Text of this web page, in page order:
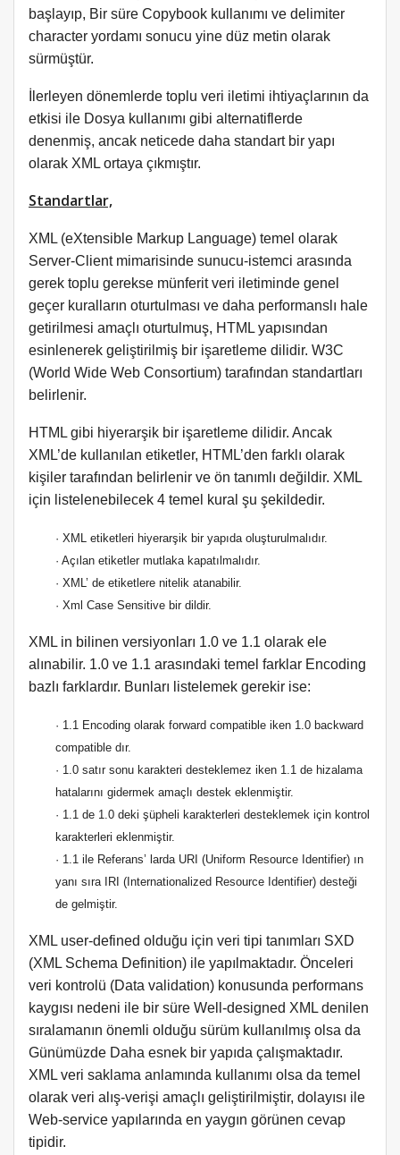
başlayıp, Bir süre Copybook kullanımı ve delimiter
character yordamı sonucu yine düz metin olarak
sürmüştür.
İlerleyen dönemlerde toplu veri iletimi ihtiyaçlarının da
etkisi ile Dosya kullanımı gibi alternatiflerde
denenmiş, ancak neticede daha standart bir yapı
olarak XML ortaya çıkmıştır.
Standartlar,
XML (eXtensible Markup Language) temel olarak
Server-Client mimarisinde sunucu-istemci arasında
gerek toplu gerekse münferit veri iletiminde genel
geçer kuralların oturtulması ve daha performanslı hale
getirilmesi amaçlı oturtulmuş, HTML yapısından
esinlenerek geliştirilmiş bir işaretleme dilidir. W3C
(World Wide Web Consortium) tarafından standartları
belirlenir.
HTML gibi hiyerarşik bir işaretleme dilidir. Ancak
XML’de kullanılan etiketler, HTML’den farklı olarak
kişiler tarafından belirlenir ve ön tanımlı değildir. XML
için listelenebilecek 4 temel kural şu şekildedir.
· XML etiketleri hiyerarşik bir yapıda oluşturulmalıdır.
· Açılan etiketler mutlaka kapatılmalıdır.
· XML’ de etiketlere nitelik atanabilir.
· Xml Case Sensitive bir dildir.
XML in bilinen versiyonları 1.0 ve 1.1 olarak ele
alınabilir. 1.0 ve 1.1 arasındaki temel farklar Encoding
bazlı farklardır. Bunları listelemek gerekir ise:
· 1.1 Encoding olarak forward compatible iken 1.0 backward
compatible dır.
· 1.0 satır sonu karakteri desteklemez iken 1.1 de hizalama
hatalarını gidermek amaçlı destek eklenmiştir.
· 1.1 de 1.0 deki şüpheli karakterleri desteklemek için kontrol
karakterleri eklenmiştir.
· 1.1 ile Referans’ larda URI (Uniform Resource Identifier) ın
yanı sıra IRI (Internationalized Resource Identifier) desteği
de gelmiştir.
XML user-defined olduğu için veri tipi tanımları SXD
(XML Schema Definition) ile yapılmaktadır. Önceleri
veri kontrolü (Data validation) konusunda performans
kaygısı nedeni ile bir süre Well-designed XML denilen
sıralamanın önemli olduğu sürüm kullanılmış olsa da
Günümüzde Daha esnek bir yapıda çalışmaktadır.
XML veri saklama anlamında kullanımı olsa da temel
olarak veri alış-verişi amaçlı geliştirilmiştir, dolayısı ile
Web-service yapılarında en yaygın görünen cevap
tipidir.